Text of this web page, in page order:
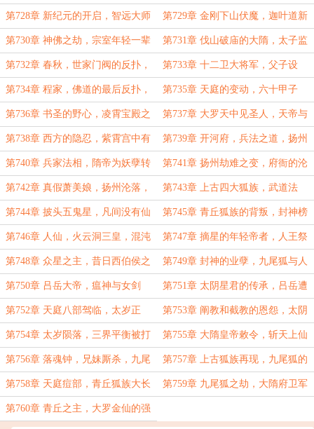
主，太子监国！ 台寺，神秀的佛法！
第728章 新纪元的开启，智远大师
圆寂，天台寺中的迦叶尊者
第729章 金刚下山伏魔，迦叶道新
佛，杨广欲行新诏！
第730章 神佛之劫，宗室年轻一辈
之首，杨玄感的强势！
第731章 伐山破庙的大隋，太子监
国，大隋劫动！
第732章 春秋，世家门阀的反扑，
萧美娘与杨素！
第733章 十二卫大将军，父子设
局，风雨扬州，一局棋落！
第734章 程家，佛道的最后反扑，
仙神忌惮新天帝！
第735章 天庭的变动，六十甲子
神，书圣与司法天神
第736章 书圣的野心，凌霄宝殿之
中的争吵，嬴政初入大罗天！
第737章 大罗天中见圣人，天帝与
女娲娘娘的承诺，碧游宫中无人！
第738章 西方的隐忍，紫霄宫中有
道祖，圣人的杀意！
第739章 开河府，兵法之道，扬州
内外的变局，李元霸欲破城！
第740章 兵家法相，隋帝为妖孽转
世，李家大旗当立！
第741章 扬州劫难之变，府衙的沦
陷，程家与开河府密谋！
第742章 真假萧美娘，扬州沦落，
行宫之中的斗法！
第743章 上古四大狐族，武道法
相，江南世家门阀的底蕴！
第744章 披头五鬼星，凡间没有仙
家神祇，只有大隋越王！
第745章 青丘狐族的背叛，封神榜
上有名者皆恨人王！
第746章 人仙，火云洞三皇，混沌
中的囚徒！
第747章 摘星的年轻帝者，人王祭
祀之典，漫天星辰化铜马！
第748章 众星之主，昔日西伯侯之
子，今为紫微大帝！
第749章 封神的业孽，九尾狐与人
王的结合，紫微大帝心结！
第750章 吕岳大帝，瘟神与女剑
仙，大隋国运的馈赠！
第751章 太阴星君的传承，吕岳遭
劫，天庭的后手！
第752章 天庭八部驾临，太岁正
神，兄妹之间的厮杀！
第753章 阐教和截教的恩怨，太阴
星君与洛水女神，洛玉卿败退？
第754章 太岁陨落，三界平衡被打
破，洛玉卿生死危机！
第755章 大隋皇帝敕令，斩天上仙
神落人间，鼍龙的恩赐！
第756章 落魂钟，兄妹厮杀，九尾
狐与人王之子的宿命！
第757章 上古狐族再现，九尾狐的
谋划，自顾不暇的火云洞！
第758章 天庭痘部，青丘狐族大长
老，大罗之境的机缘！
第759章 九尾狐之劫，大隋府卫军
第760章 青丘之主，大罗金仙的强